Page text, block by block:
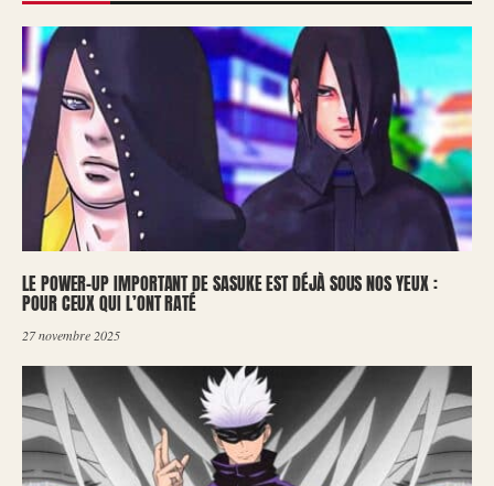
LE POWER-UP IMPORTANT DE SASUKE EST DÉJÀ SOUS NOS YEUX :
POUR CEUX QUI L’ONT RATÉ
27 novembre 2025